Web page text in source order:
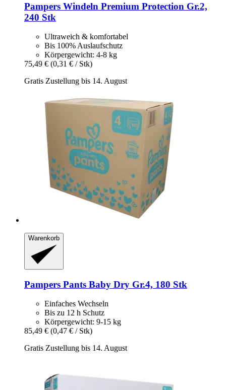
Pampers Windeln Premium Protection Gr.2,
240 Stk
Ultraweich & komfortabel
Bis 100% Auslaufschutz
Körpergewicht: 4-8 kg
75,49 € (0,31 € / Stk)
Gratis Zustellung bis 14. August
Warenkorb
Pampers Pants Baby Dry Gr.4, 180 Stk
Einfaches Wechseln
Bis zu 12 h Schutz
Körpergewicht: 9-15 kg
85,49 € (0,47 € / Stk)
Gratis Zustellung bis 14. August